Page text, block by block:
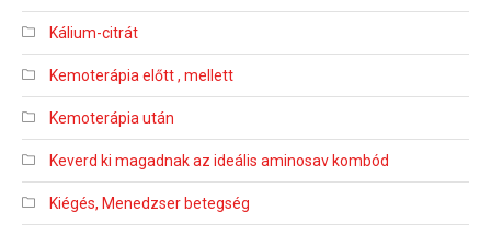
Kálium-citrát
Kemoterápia előtt , mellett
Kemoterápia után
Keverd ki magadnak az ideális aminosav kombód
Kiégés, Menedzser betegség